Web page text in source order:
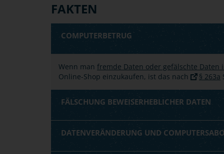
FAKTEN
COMPUTERBETRUG
Wenn man fremde Daten oder gefälschte Daten
Online-Shop einzukaufen, ist das nach
§ 263a
FÄLSCHUNG BEWEISERHEBLICHER DATEN
DATENVERÄNDERUNG UND